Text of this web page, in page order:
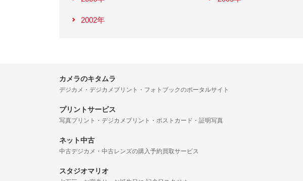
2002年
カメラのキタムラ
デジカメ・デジカメプリント・フォトブックのポータルサイト
プリントサービス
写真プリント・デジカメプリント・ポストカード・証明写真
ネット中古
中古デジカメ・中古レンズの購入予約買取サービス
スタジオマリオ